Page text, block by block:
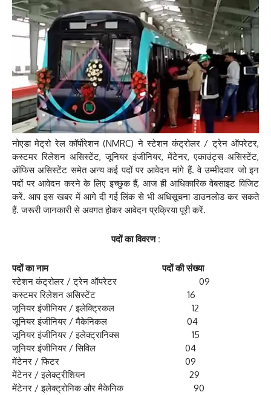
नोएडा मेट्रो रेल कॉर्पोरेशन (NMRC) ने स्टेशन कंट्रोलर / ट्रेन ऑपरेटर,
कस्टमर रिलेशन असिस्टेंट, जूनियर इंजीनियर, मेंटेनर, एकाउंट्स असिस्टेंट,
ऑफिस असिस्टेंट समेत अन्य कई पदों पर आवेदन मांगे हैं. वे उम्मीदवार जो इन
पदों पर आवेदन करने के लिए इच्छुक हैं, आज ही आधिकारिक वेबसाइट विजिट
करें. आप इस खबर में आगे दी गई लिंक से भी अधिसूचना डाउनलोड कर सकते
हैं. जरूरी जानकारी से अवगत होकर आवेदन प्रक्रिया पूरी करें.
पदों का विवरण :
पदों का नाम
पदों की संख्या
स्टेशन कंट्रोलर / ट्रेन ऑपरेटर 09
कस्टमर रिलेशन असिस्टेंट 16
जूनियर इंजीनियर / इलेक्ट्रिकल 12
जूनियर इंजीनियर / मैकेनिकल 04
जूनियर इंजीनियर / इलेक्ट्रानिक्स 15
जूनियर इंजीनियर / सिविल 04
मेंटेनर / फिटर 09
मेंटेनर / इलेक्ट्रीशियन 29
मेंटेनर / इलेक्ट्रोनिक और मैकेनिक 90